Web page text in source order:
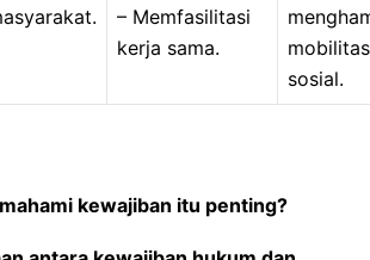
– Memfasilitasi
kerja sama.
mobilitas
sosial.
kewajiban itu penting?